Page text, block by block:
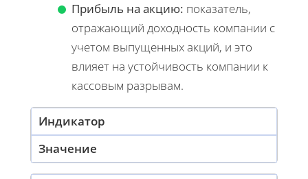
Прибыль на акцию: показатель,
отражающий доходность компании с
учетом выпущенных акций, и это
влияет на устойчивость компании к
кассовым разрывам.
Индикатор
Значение